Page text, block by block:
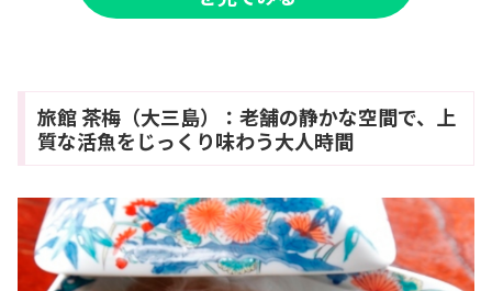
旅館 茶梅（大三島）：老舗の静かな空間で、上
質な活魚をじっくり味わう大人時間